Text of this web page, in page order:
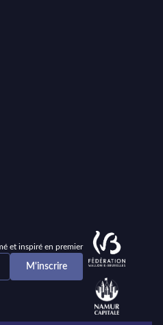
et inspiré en premier